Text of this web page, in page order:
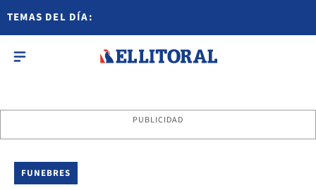
TEMAS DEL DÍA:
PUBLICIDAD
FUNEBRES